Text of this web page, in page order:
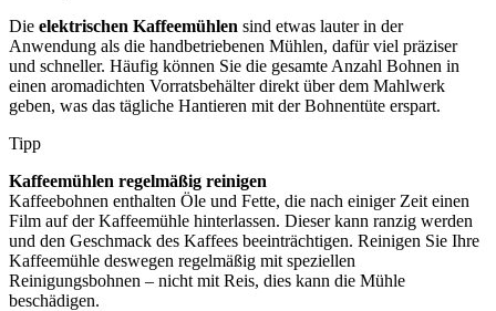
Die elektrischen Kaffeemühlen sind etwas lauter in der
Anwendung als die handbetriebenen Mühlen, dafür viel präziser
und schneller. Häufig können Sie die gesamte Anzahl Bohnen in
einen aromadichten Vorratsbehälter direkt über dem Mahlwerk
geben, was das tägliche Hantieren mit der Bohnentüte erspart.
Tipp
Kaffeemühlen regelmäßig reinigen
Kaffeebohnen enthalten Öle und Fette, die nach einiger Zeit einen
Film auf der Kaffeemühle hinterlassen. Dieser kann ranzig werden
und den Geschmack des Kaffees beeinträchtigen. Reinigen Sie Ihre
Kaffeemühle deswegen regelmäßig mit speziellen
Reinigungsbohnen – nicht mit Reis, dies kann die Mühle
beschädigen.